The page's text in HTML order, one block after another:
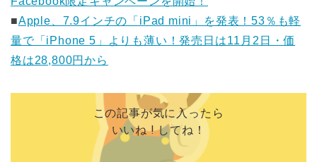
■Apple、7.9インチの「iPad mini」を発表！53％も軽
量で「iPhone 5」よりも薄い！発売日は11月2日・価
格は28,800円から
この記事が気に入ったら
いいね ! してね！